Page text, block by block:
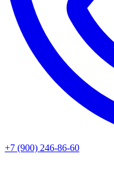
+7 (900) 246-86-60